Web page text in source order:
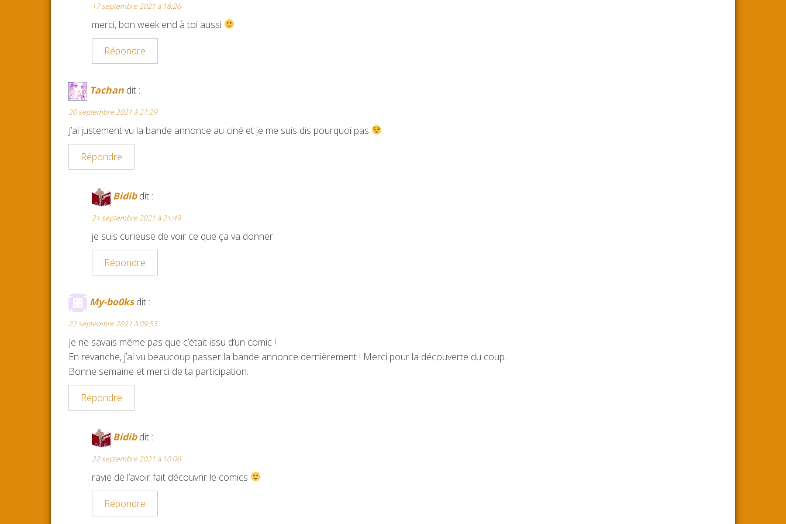
17 septembre 2021 à 18:26
merci, bon week end à toi aussi
Répondre
Tachan dit :
20 septembre 2021 à 21:29
J’ai justement vu la bande annonce au ciné et je me suis dis pourquoi pas
Répondre
Bidib dit :
21 septembre 2021 à 21:49
je suis curieuse de voir ce que ça va donner
Répondre
My-bo0ks dit :
22 septembre 2021 à 09:53
Je ne savais même pas que c’était issu d’un comic !
En revanche, j’ai vu beaucoup passer la bande annonce dernièrement ! Merci pour la découverte du coup.
Bonne semaine et merci de ta participation.
Répondre
Bidib dit :
22 septembre 2021 à 10:06
ravie de l’avoir fait découvrir le comics
Répondre